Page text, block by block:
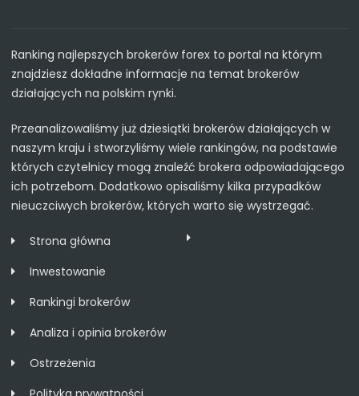
Ranking najlepszych brokerów forex to portal na którym
znajdziesz dokładne informacje na temat brokerów
działających na polskim rynki.
Przeanalizowaliśmy już dziesiątki brokerów działających w
naszym kraju i stworzyliśmy wiele rankingów, na podstawie
których czytelnicy mogą znaleźć brokera odpowiadającego
ich potrzebom. Dodatkowo opisaliśmy kilka przypadków
nieuczciwych brokerów, których warto się wystrzegać.
Strona główna
Inwestowanie
Rankingi brokerów
Analiza i opinia brokerów
Ostrzeżenia